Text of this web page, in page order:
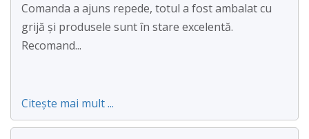
Comanda a ajuns repede, totul a fost ambalat cu
grijă și produsele sunt în stare excelentă.
Recomand...
Citește mai mult ...